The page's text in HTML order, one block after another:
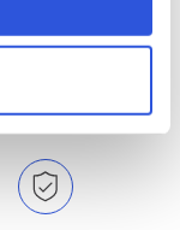
gratuita
la regaliamo noi.